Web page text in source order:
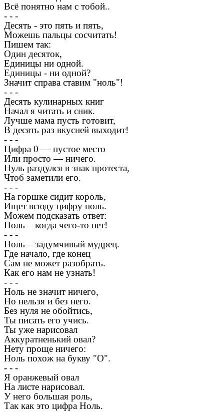
Всё понятно нам с тобой..
- - -
Десять - это пять и пять,
Можешь пальцы сосчитать!
Пишем так:
Один десяток,
Единицы ни одной.
Единицы - ни одной?
Значит справа ставим "ноль"!
- - -
Десять кулинарных книг
Начал я читать и сник.
Лучше мама пусть готовит,
В десять раз вкусней выходит!
- - -
Цифра 0 — пустое место
Или просто — ничего.
Нуль раздулся в знак протеста,
Чтоб заметили его.
- - -
На горшке сидит король,
Ищет всюду цифру ноль.
Можем подсказать ответ:
Ноль – когда чего-то нет!
- - -
Ноль – задумчивый мудрец.
Где начало, где конец
Сам не может разобрать.
Как его нам не узнать!
- - -
Ноль не значит ничего,
Но нельзя и без него.
Без нуля не обойтись,
Ты писать его учись.
Ты уже нарисовал
Аккуратненький овал?
Нету проще ничего:
Ноль похож на букву "О".
- - -
Я оранжевый овал
На листе нарисовал.
У него большая роль,
Так как это цифра Ноль.